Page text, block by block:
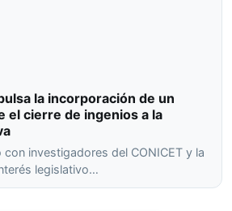
la incorporación de un
el cierre de ingenios a la
con investigadores del CONICET y la
legislativo…